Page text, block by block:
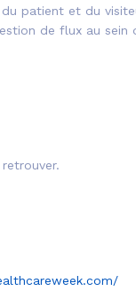
patient et du
de flux au sein